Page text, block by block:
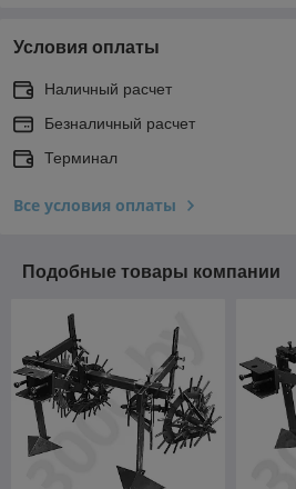
Условия оплаты
Наличный расчет
Безналичный расчет
Терминал
Все условия оплаты
Подобные товары компании